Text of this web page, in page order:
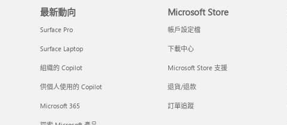
最新動向
Surface Pro
Surface Laptop
組織的 Copilot
供個人使用的 Copilot
Microsoft 365
Microsoft Store
帳戶設定檔
下載中心
Microsoft Store 支援
退貨/退款
訂單追蹤